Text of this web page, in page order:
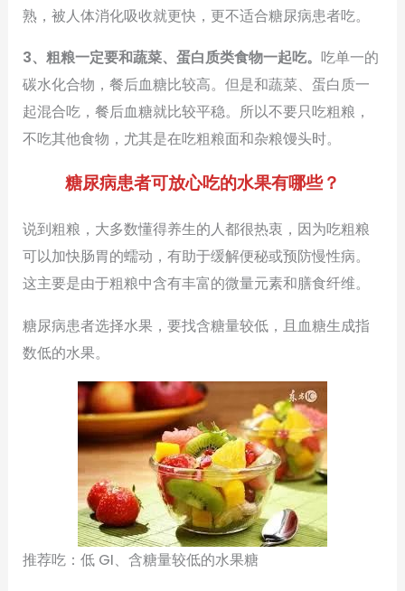
熟，被人体消化吸收就更快，更不适合糖尿病患者吃。
3、粗粮一定要和蔬菜、蛋白质类食物一起吃。吃单一的
碳水化合物，餐后血糖比较高。但是和蔬菜、蛋白质一
起混合吃，餐后血糖就比较平稳。所以不要只吃粗粮，
不吃其他食物，尤其是在吃粗粮面和杂粮馒头时。
糖尿病患者可放心吃的水果有哪些？
说到粗粮，大多数懂得养生的人都很热衷，因为吃粗粮
可以加快肠胃的蠕动，有助于缓解便秘或预防慢性病。
这主要是由于粗粮中含有丰富的微量元素和膳食纤维。
糖尿病患者选择水果，要找含糖量较低，且血糖生成指
数低的水果。
推荐吃：低 GI、含糖量较低的水果糖